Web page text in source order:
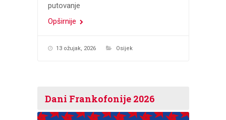
putovanje
Opširnije
13 ožujak, 2026 Osijek
Dani Frankofonije 2026